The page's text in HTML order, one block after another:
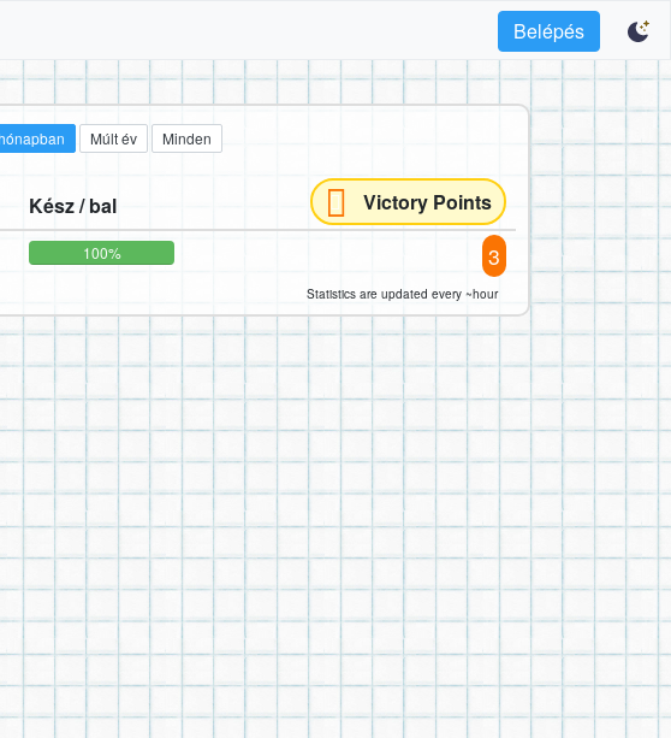
Belépés
Múlt év Minden
Kész / bal
Victory Points
100% 3
Statistics are updated every ~hour